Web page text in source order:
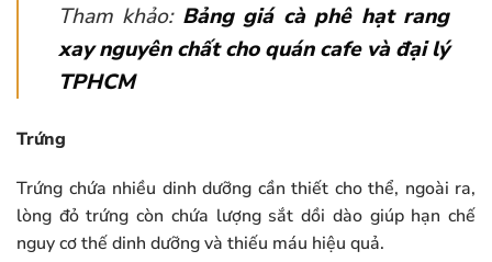
Tham khảo: Bảng giá cà phê hạt rang
xay nguyên chất cho quán cafe và đại lý
TPHCM
Trứng
Trứng chứa nhiều dinh dưỡng cần thiết cho thể, ngoài ra,
lòng đỏ trứng còn chứa lượng sắt dồi dào giúp hạn chế
nguy cơ thế dinh dưỡng và thiếu máu hiệu quả.